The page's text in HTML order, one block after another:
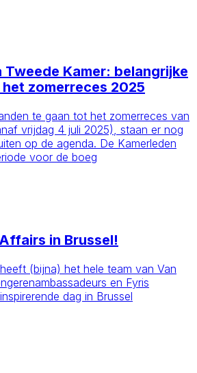
Tweede Kamer: belangrijke
zomerreces 2025
te gaan tot het zomerreces van
vrijdag 4 juli 2025), staan er nog
op de agenda. De Kamerleden
voor de boeg
in Brussel!
(bijna) het hele team van Van
en Fyris
dag in Brussel